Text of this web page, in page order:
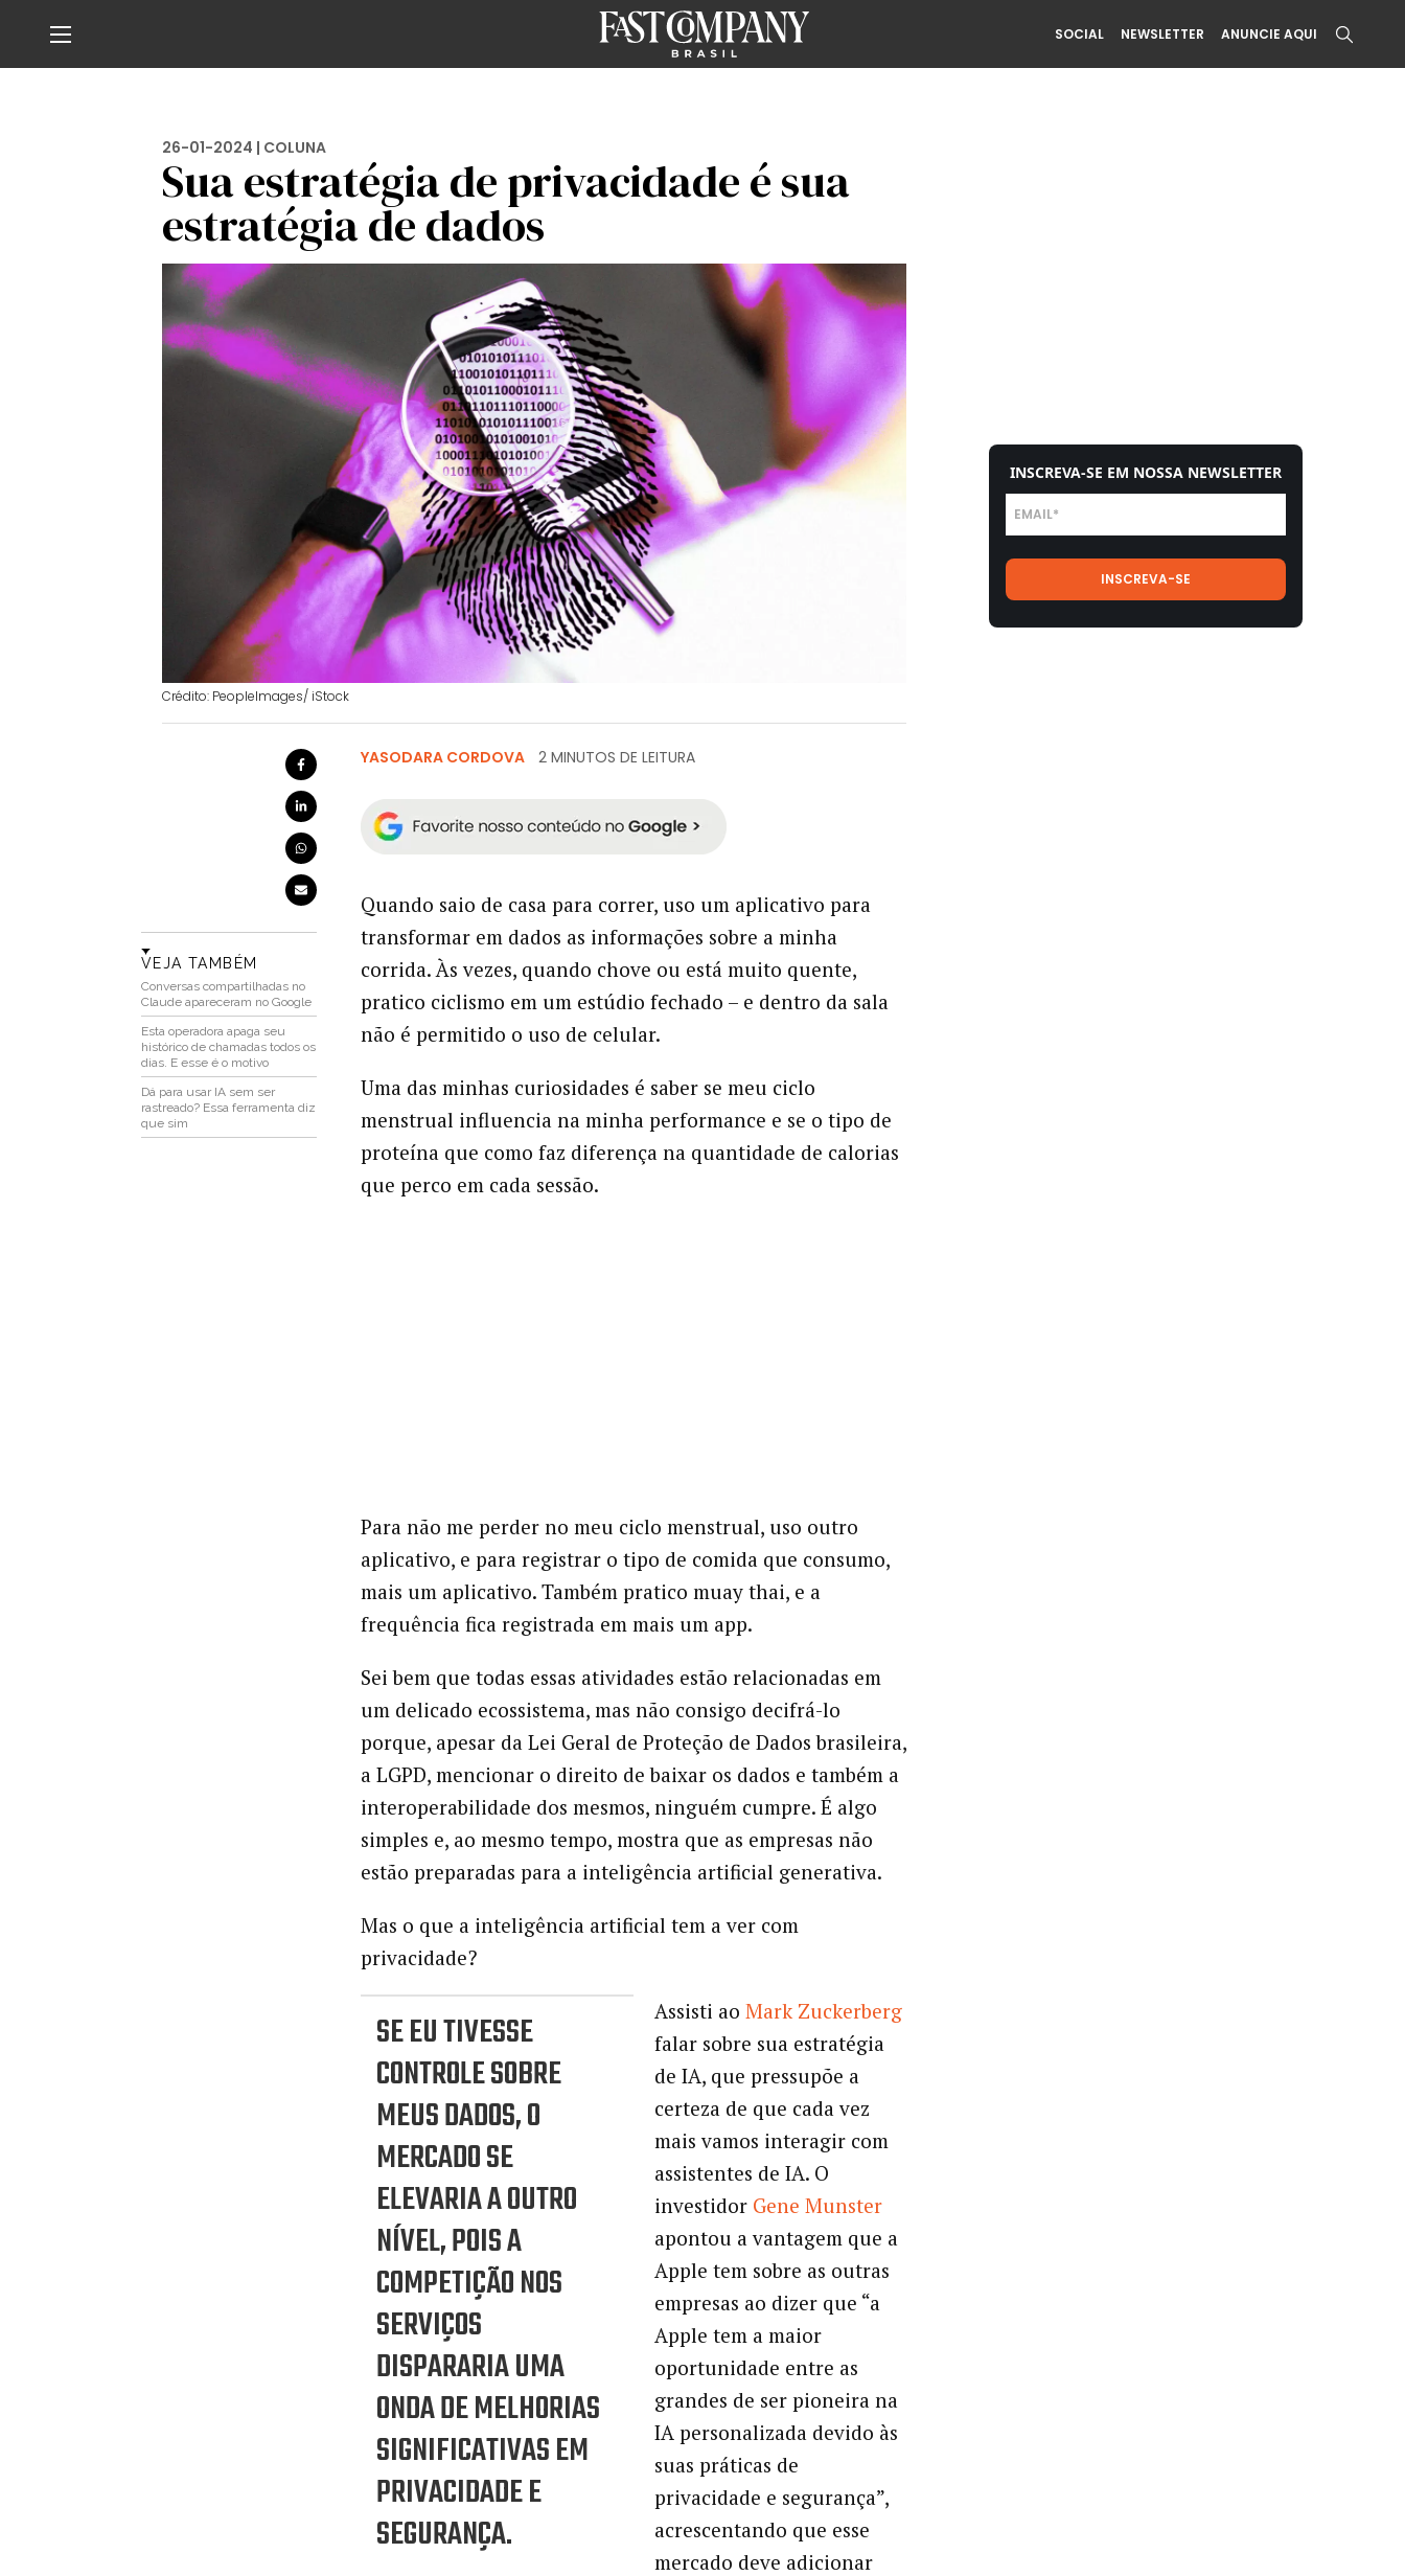
SOCIAL NEWSLETTER ANUNCIE AQUI
26-01-2024 | COLUNA
Sua estratégia de privacidade é sua
estratégia de dados
Crédito: PeopleImages/ iStock
VEJA TAMBÉM
Conversas compartilhadas no
Claude apareceram no Google
Esta operadora apaga seu
histórico de chamadas todos os
dias. E esse é o motivo
Dá para usar IA sem ser
rastreado? Essa ferramenta diz
que sim
YASODARA CORDOVA 2 MINUTOS DE LEITURA
Quando saio de casa para correr, uso um aplicativo para
transformar em dados as informações sobre a minha
corrida. Às vezes, quando chove ou está muito quente,
pratico ciclismo em um estúdio fechado – e dentro da sala
não é permitido o uso de celular.
Uma das minhas curiosidades é saber se meu ciclo
menstrual influencia na minha performance e se o tipo de
proteína que como faz diferença na quantidade de calorias
que perco em cada sessão.
Para não me perder no meu ciclo menstrual, uso outro
aplicativo, e para registrar o tipo de comida que consumo,
mais um aplicativo. Também pratico muay thai, e a
frequência fica registrada em mais um app.
Sei bem que todas essas atividades estão relacionadas em
um delicado ecossistema, mas não consigo decifrá-lo
porque, apesar da Lei Geral de Proteção de Dados brasileira,
a LGPD, mencionar o direito de baixar os dados e também a
interoperabilidade dos mesmos, ninguém cumpre. É algo
simples e, ao mesmo tempo, mostra que as empresas não
estão preparadas para a inteligência artificial generativa.
Mas o que a inteligência artificial tem a ver com
privacidade?
SE EU TIVESSE
CONTROLE SOBRE
MEUS DADOS, O
MERCADO SE
ELEVARIA A OUTRO
NÍVEL, POIS A
COMPETIÇÃO NOS
SERVIÇOS
DISPARARIA UMA
ONDA DE MELHORIAS
SIGNIFICATIVAS EM
PRIVACIDADE E
SEGURANÇA.
Assisti ao Mark Zuckerberg
falar sobre sua estratégia
de IA, que pressupõe a
certeza de que cada vez
mais vamos interagir com
assistentes de IA. O
investidor Gene Munster
apontou a vantagem que a
Apple tem sobre as outras
empresas ao dizer que “a
Apple tem a maior
oportunidade entre as
grandes de ser pioneira na
IA personalizada devido às
suas práticas de
privacidade e segurança”,
acrescentando que esse
mercado deve adicionar
INSCREVA-SE EM NOSSA NEWSLETTER